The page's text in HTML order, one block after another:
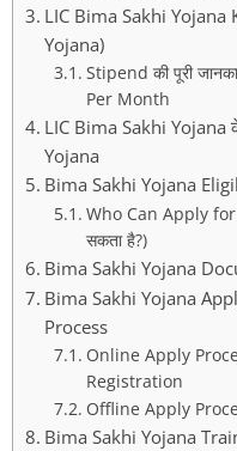
LIC Bima Sakhi Yojana
Yojana)
Stipend की पूरी
Per Month
LIC Bima Sakhi
Yojana
Bima Sakhi Yojana
Who Can Apply
सकता है?)
Bima Sakhi Yojana
Bima Sakhi Yojana
Process
Online Apply
Registration
Offline Apply
Bima Sakhi Yojana